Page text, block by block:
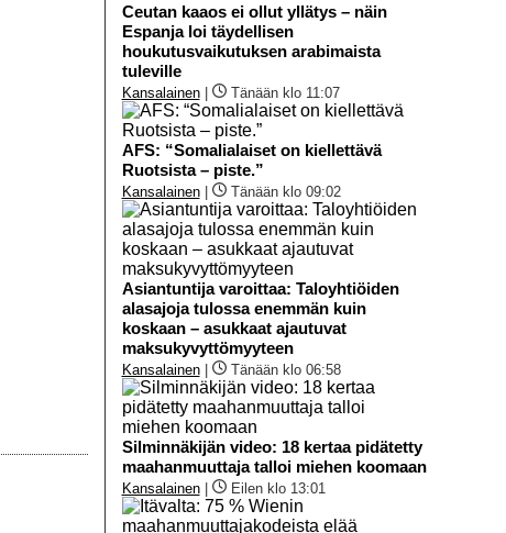
Ceutan kaaos ei ollut yllätys – näin
Espanja loi täydellisen
houkutusvaikutuksen arabimaista
tuleville
Kansalainen| Tänään klo 11:07
AFS: “Somalialaiset on kiellettävä
Ruotsista – piste.”
Kansalainen| Tänään klo 09:02
Asiantuntija varoittaa: Taloyhtiöiden
alasajoja tulossa enemmän kuin
koskaan – asukkaat ajautuvat
maksukyvyttömyyteen
Kansalainen| Tänään klo 06:58
Silminnäkijän video: 18 kertaa pidätetty
maahanmuuttaja talloi miehen koomaan
Kansalainen| Eilen klo 13:01